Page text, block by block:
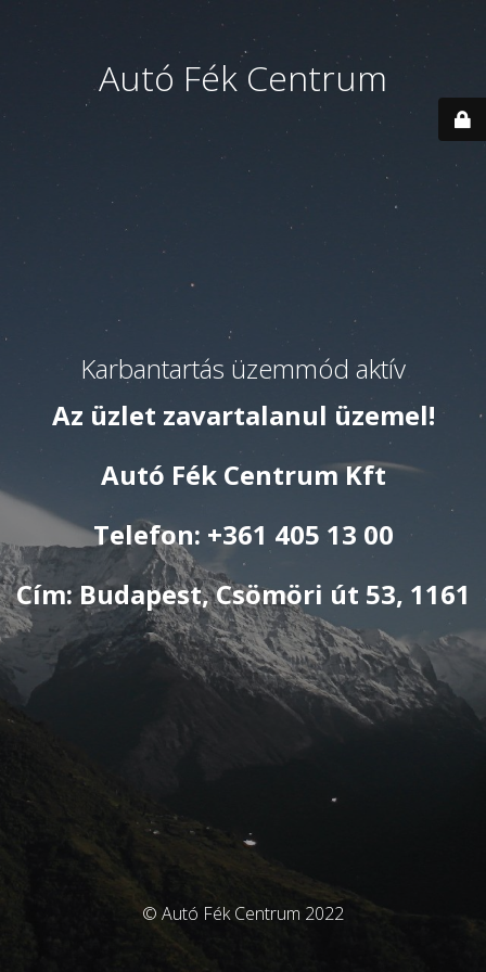
Autó Fék Centrum
Karbantartás üzemmód aktív
Az üzlet zavartalanul üzemel!
Autó Fék Centrum Kft
Telefon: +361 405 13 00
Cím: Budapest, Csömöri út 53, 1161
© Autó Fék Centrum 2022